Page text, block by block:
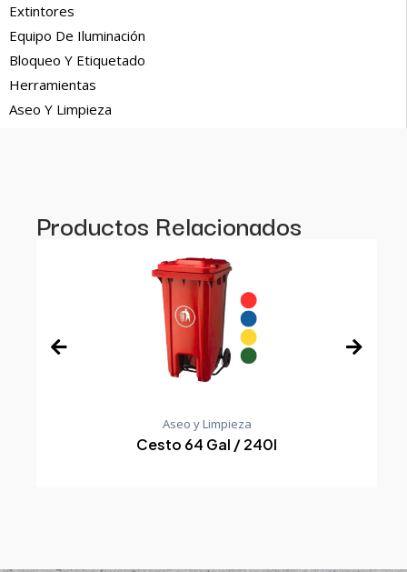
Extintores
Equipo De Iluminación
Bloqueo Y Etiquetado
Herramientas
Aseo Y Limpieza
Productos Relacionados
Aseo y Limpieza
Cesto 64 Gal / 240l